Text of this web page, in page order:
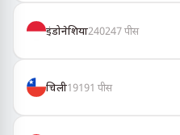
इंडोनेशिया240247पीस
चिली19191 पीस